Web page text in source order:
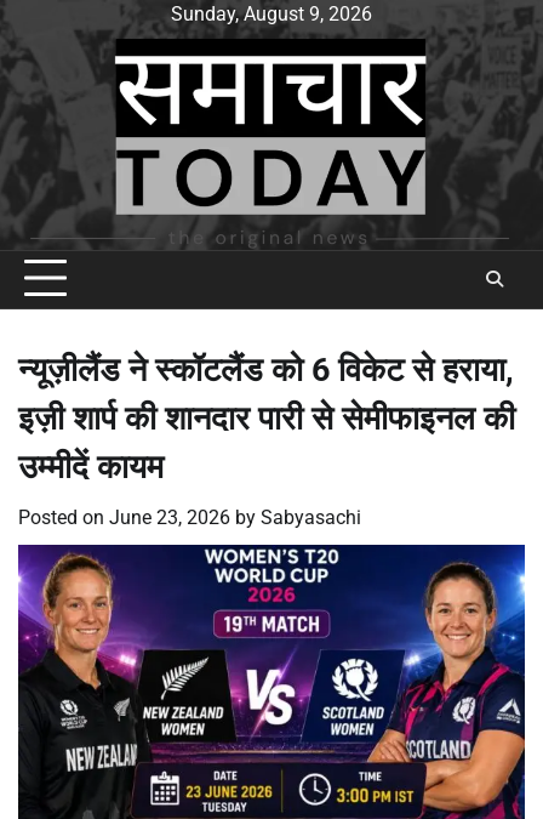
Skip
to
content
Sunday, August 9, 2026
न्यूज़ीलैंड ने स्कॉटलैंड को 6 विकेट से हराया,
इज़ी शार्प की शानदार पारी से सेमीफाइनल की
उम्मीदें कायम
Posted on June 23, 2026 by Sabyasachi